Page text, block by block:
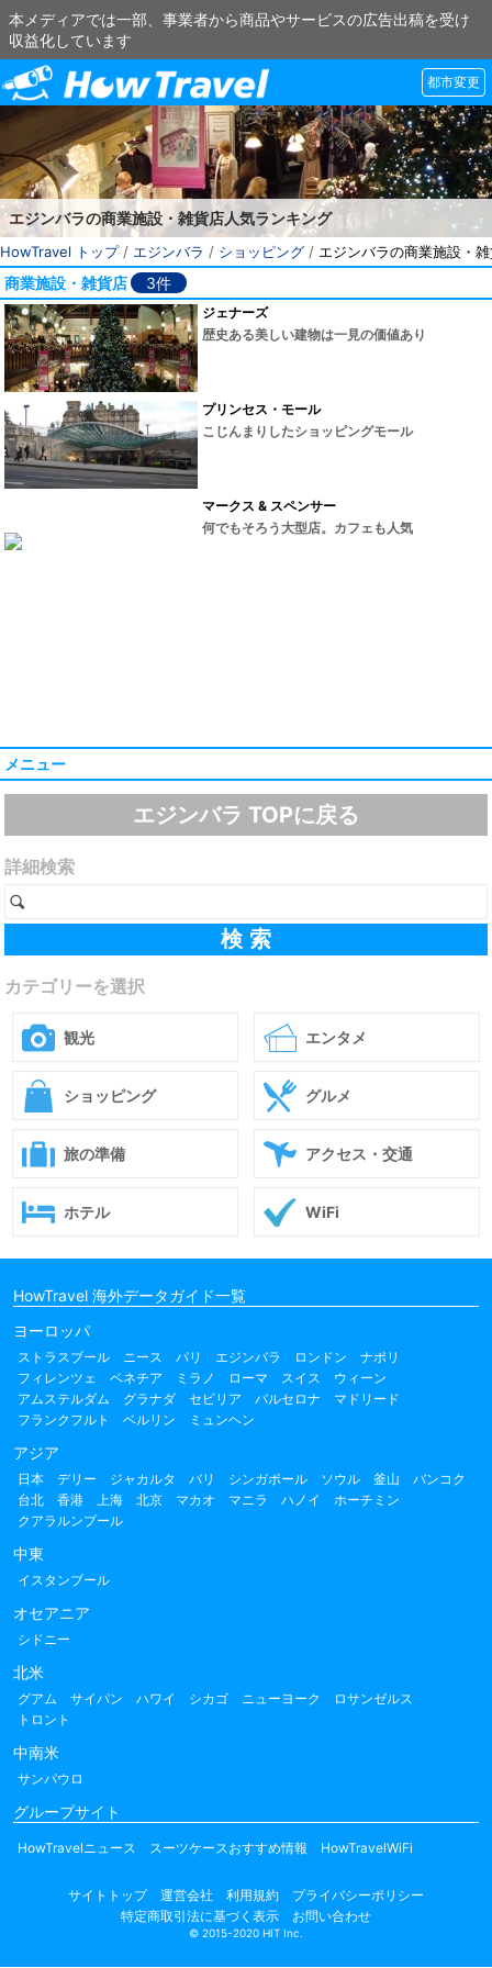
本メディアでは一部、事業者から商品やサービスの広告出稿を受け
収益化しています
都市変更
エジンバラの商業施設・雑貨店人気ランキング
HowTravel トップ/ エジンバラ / ショッピング / エジンバラの商業施設・
商業施設・雑貨店 3件
ジェナーズ
歴史ある美しい建物は一見の価値あり
プリンセス・モール
こじんまりしたショッピングモール
マークス & スペンサー
何でもそろう大型店。カフェも人気
メニュー
エジンバラ TOPに戻る
詳細検索
カテゴリーを選択
観光 エンタメ
ショッピング グルメ
旅の準備 アクセス・交通
ホテル WiFi
HowTravel 海外データガイド一覧
ヨーロッパ
ストラスブール ニース パリ エジンバラ ロンドン
ナポリ
フィレンツェ
ベネチア ミラノ ローマ スイス
ウィーン
アムステルダム
グラナダ セビリア バルセロナ
マドリード
フランクフルト
ベルリン ミュンヘン
アジア
日本 デリー ジャカルタ バリ シンガポール ソウル 釜山
バンコク
台北
香港 上海 北京 マカオ マニラ ハノイ
ホーチミン
クアラルンプール
中東
イスタンブール
オセアニア
シドニー
北米
グアム サイパン ハワイ シカゴ ニューヨーク
ロサンゼルス
トロント
中南米
サンパウロ
グループサイト
HowTravelニュース スーツケースおすすめ情報 HowTravelWiFi
サイトトップ 運営会社 利用規約
プライバシーポリシー
特定商取引法に基づく表示
お問い合わせ
© 2015-2020 HIT Inc.